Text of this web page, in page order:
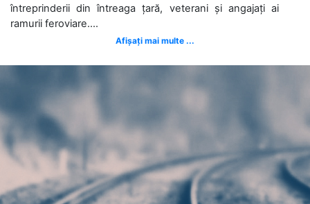
întreprinderii din întreaga țară, veterani și angajați ai
ramurii feroviare....
Afișați mai multe ...